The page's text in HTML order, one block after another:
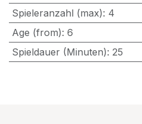
Spieleranzahl (max): 4
Age (from): 6
Spieldauer (Minuten): 25